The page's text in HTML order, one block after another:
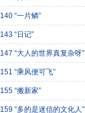
140 “一片鳞”
143 “日记”
147 “大人的世界真复杂呀”
151 “乘风便可飞”
155 “搬新家”
159 “多的是迷信的文化人”